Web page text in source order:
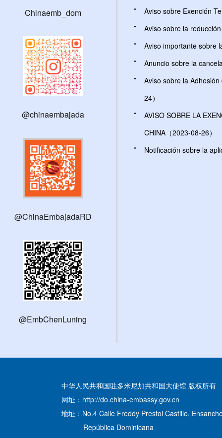
Chinaemb_dom
@chinaembajada
@ChinaEmbajadaRD
@EmbChenLuning
Aviso sobre Exención
Aviso sobre la
Aviso importante sobre
Anuncio sobre la
Aviso sobre la
24）
AVISO SOBRE LA
CHINA（2023-08-26）
Notificación sobre la
中华人民共和国驻多米尼加共和国大使馆 版权所有
网址：http://do.china-embassy.gov.cn
地址：No.4 Calle Freddy Prestol Castillo,
República Dominicana